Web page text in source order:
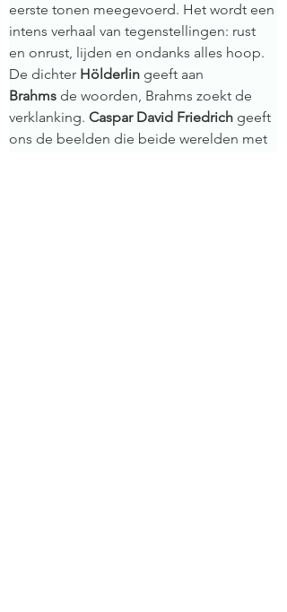
eerste tonen meegevoerd. Het wordt een
intens verhaal van tegenstellingen: rust
en onrust, lijden en ondanks alles hoop.
De dichter Hölderlin geeft aan
Brahms de woorden, Brahms zoekt de
verklanking. Caspar David Friedrich geeft
ons de beelden die beide werelden met